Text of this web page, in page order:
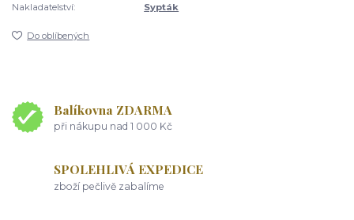
Nakladatelství:
Sypták
Do oblíbených
Balíkovna ZDARMA
při nákupu nad 1 000 Kč
SPOLEHLIVÁ EXPEDICE
zboží pečlivě zabalíme